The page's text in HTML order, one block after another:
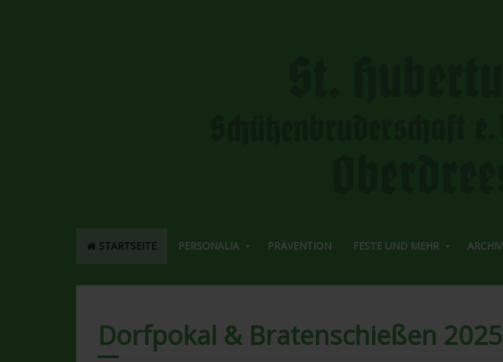
STARTSEITE PERSONALIA PRÄVENTION FESTE UND MEHR ARCHIV
Dorfpokal & Bratenschießen 2025